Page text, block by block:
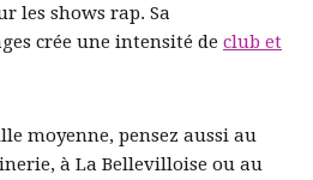
les shows rap. Sa
crée une intensité de club et
moyenne, pensez aussi au
à La Bellevilloise ou au